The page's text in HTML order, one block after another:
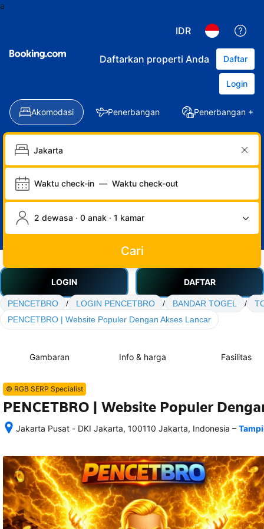
a
IDR
Daftarkan properti Anda Daftar
Login
Akomodasi Penerbangan Penerbangan +
Waktu check-in — Waktu check-out
2 dewasa · 0 anak · 1 kamar
Cari
LOGIN DAFTAR
PENCETBRO / LOGIN PENCETBRO / BANDAR TOGEL /
PENCETBRO | Website Populer Dengan Akses Lancar
Gambaran Info & harga Fasilitas
© RGB SERP Specialist
PENCETBRO | Website Populer
Jakarta Pusat - DKI Jakarta, 100110 Jakarta, Indonesia
semua
rincian
akomodasi
termasuk
nomor
telepon
–